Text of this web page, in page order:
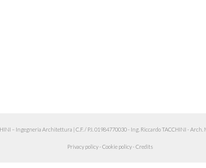
– Ingegneria Architettura | C.F. / P.I. 01984770030 - Ing. Riccardo TACCHINI -
Privacy policy- Cookie policy- Credits